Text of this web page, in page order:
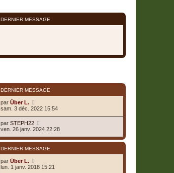
DERNIER MESSAGE
DERNIER MESSAGE
par Über L.
sam. 3 déc. 2022 15:54
par STEPH22
ven. 26 janv. 2024 22:28
DERNIER MESSAGE
par Über L.
lun. 1 janv. 2018 15:21